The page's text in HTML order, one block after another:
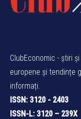
ClubEconomic - știri
europene și tendințe
informați.
ISSN: 3120 - 2403
ISSN-L: 3120 – 239X